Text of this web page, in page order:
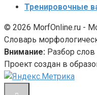
Тренировочные
© 2026 MorfOnline.ru -
Словарь
Внимание: Разбор
Проект создан в